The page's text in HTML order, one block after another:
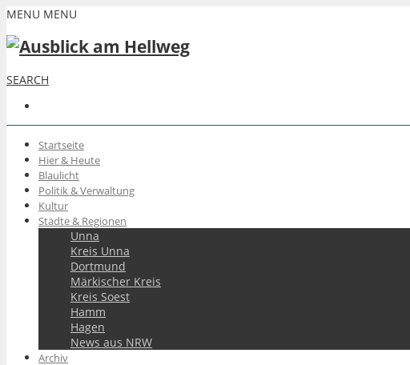
MENU MENU
SEARCH
Startseite
Hier & Heute
Blaulicht
Politik & Verwaltung
Kultur
Städte & Regionen
Unna
Kreis Unna
Dortmund
Märkischer Kreis
Kreis Soest
Hamm
Hagen
News aus NRW
Archiv